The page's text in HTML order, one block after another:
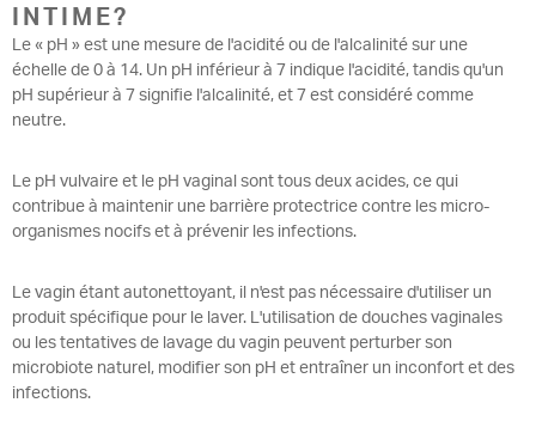
INTIME?
Le « pH » est une mesure de l'acidité ou de l'alcalinité sur une
échelle de 0 à 14. Un pH inférieur à 7 indique l'acidité, tandis qu'un
pH supérieur à 7 signifie l'alcalinité, et 7 est considéré comme
neutre.
Le pH vulvaire et le pH vaginal sont tous deux acides, ce qui
contribue à maintenir une barrière protectrice contre les micro-
organismes nocifs et à prévenir les infections.
Le vagin étant autonettoyant, il n'est pas nécessaire d'utiliser un
produit spécifique pour le laver. L'utilisation de douches vaginales
ou les tentatives de lavage du vagin peuvent perturber son
microbiote naturel, modifier son pH et entraîner un inconfort et des
infections.